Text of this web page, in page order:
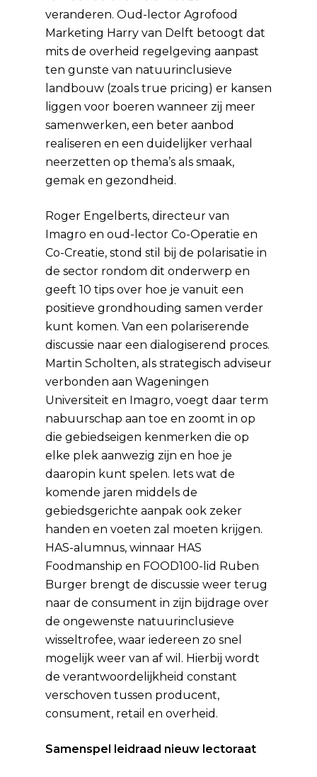
veranderen. Oud-lector Agrofood
Marketing Harry van Delft betoogt dat
mits de overheid regelgeving aanpast
ten gunste van natuurinclusieve
landbouw (zoals true pricing) er kansen
liggen voor boeren wanneer zij meer
samenwerken, een beter aanbod
realiseren en een duidelijker verhaal
neerzetten op thema’s als smaak,
gemak en gezondheid.
Roger Engelberts, directeur van
Imagro en oud-lector Co-Operatie en
Co-Creatie, stond stil bij de polarisatie in
de sector rondom dit onderwerp en
geeft 10 tips over hoe je vanuit een
positieve grondhouding samen verder
kunt komen. Van een polariserende
discussie naar een dialogiserend proces.
Martin Scholten, als strategisch adviseur
verbonden aan Wageningen
Universiteit en Imagro, voegt daar term
nabuurschap aan toe en zoomt in op
die gebiedseigen kenmerken die op
elke plek aanwezig zijn en hoe je
daaropin kunt spelen. Iets wat de
komende jaren middels de
gebiedsgerichte aanpak ook zeker
handen en voeten zal moeten krijgen.
HAS-alumnus, winnaar HAS
Foodmanship en FOOD100-lid Ruben
Burger brengt de discussie weer terug
naar de consument in zijn bijdrage over
de ongewenste natuurinclusieve
wisseltrofee, waar iedereen zo snel
mogelijk weer van af wil. Hierbij wordt
de verantwoordelijkheid constant
verschoven tussen producent,
consument, retail en overheid.
Samenspel leidraad nieuw lectoraat